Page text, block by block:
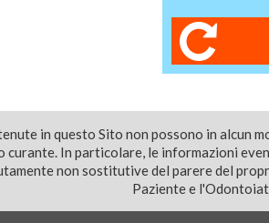
in questo Sito non possono in alcun
In particolare, le informazioni
non sostitutive del parere del
Paziente e